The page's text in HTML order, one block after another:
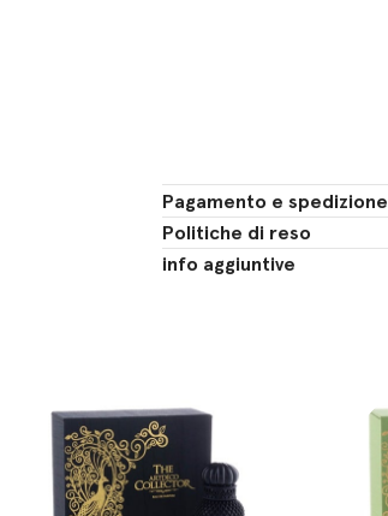
Pagamento e spedizione
Politiche di reso
info aggiuntive